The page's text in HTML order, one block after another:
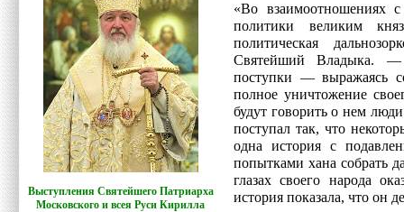
Выступления Святейшего Патриарха
Московского и всея Руси Кирилла
«Во взаимоотношениях
политики великим
политическая
Святейший Владыка. —
поступки — выражаясь
полное уничтожение
будут говорить о нем
поступал так, что
одна история с
попытками хана собрать
глазах своего народа
история показала, что он